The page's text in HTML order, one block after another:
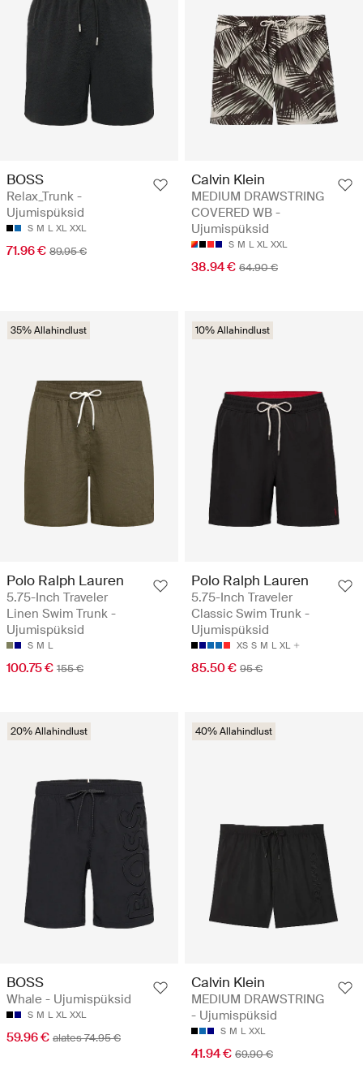
BOSS
Relax_Trunk -
Ujumispüksid
S M L XL XXL
71.96 € 89.95 €
Calvin Klein
MEDIUM DRAWSTRING
COVERED WB -
Ujumispüksid
S M L XL XXL
38.94 € 64.90 €
35% Allahindlust
Polo Ralph Lauren
5.75-Inch Traveler
Linen Swim Trunk -
Ujumispüksid
S M L
100.75 € 155 €
10% Allahindlust
Polo Ralph Lauren
5.75-Inch Traveler
Classic Swim Trunk -
Ujumispüksid
XS S M L XL
85.50 € 95 €
20% Allahindlust
BOSS
Whale - Ujumispüksid
S M L XL XXL
59.96 € alates 74.95 €
40% Allahindlust
Calvin Klein
MEDIUM DRAWSTRING
- Ujumispüksid
S M L XXL
41.94 € 69.90 €